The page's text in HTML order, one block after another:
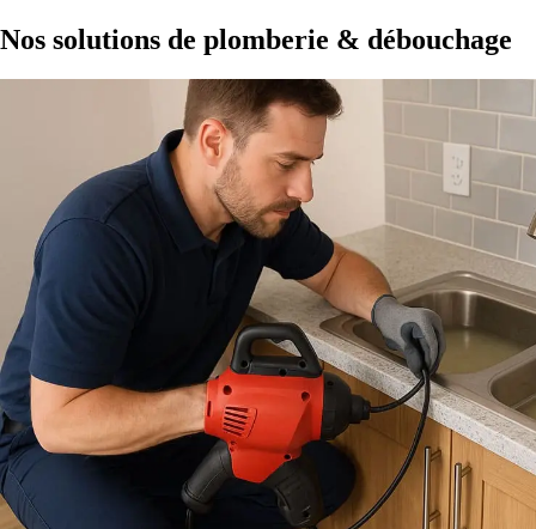
Nos solutions de plomberie & débouchage